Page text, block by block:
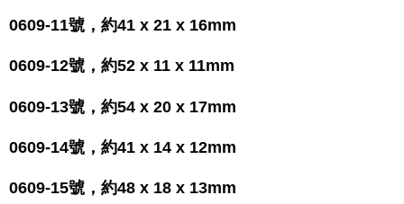
0609-11號，約41 x 21 x 16mm
0609-12號，約52 x 11 x 11mm
0609-13號，約54 x 20 x 17mm
0609-14號，約41 x 14 x 12mm
0609-15號，約48 x 18 x 13mm